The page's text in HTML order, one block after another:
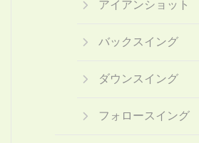
アイアンショット
バックスイング
ダウンスイング
フォロースイング